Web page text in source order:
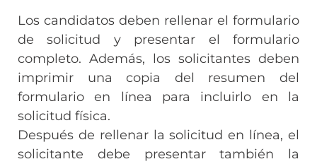
Los candidatos deben rellenar el formulario
de solicitud y presentar el formulario
completo. Además, los solicitantes deben
imprimir una copia del resumen del
formulario en línea para incluirlo en la
solicitud física.
Después de rellenar la solicitud en línea, el
solicitante debe presentar también la